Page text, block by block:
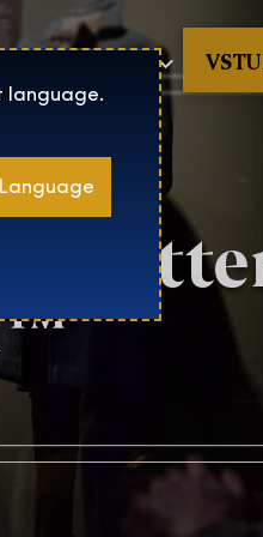
Nakupovat
language.